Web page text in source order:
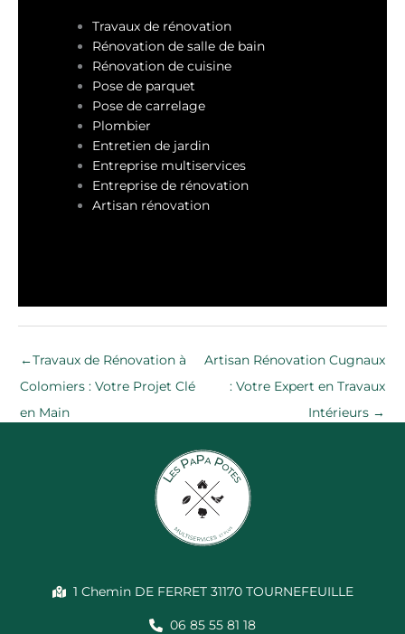
Travaux de rénovation
Rénovation de salle de bain
Rénovation de cuisine
Pose de parquet
Pose de carrelage
Plombier
Entretien de jardin
Entreprise multiservices
Entreprise de rénovation
Artisan rénovation
←Travaux de Rénovation à
Colomiers : Votre Projet Clé
en Main
Artisan Rénovation Cugnaux
: Votre Expert en Travaux
Intérieurs →
1 Chemin DE FERRET 31170 TOURNEFEUILLE
06 85 55 81 18